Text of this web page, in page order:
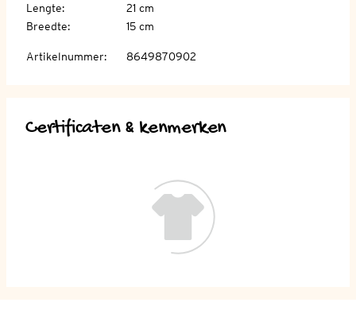
Lengte:
21 cm
Breedte: 15 cm
Artikelnummer: 8649870902
Certificaten & kenmerken